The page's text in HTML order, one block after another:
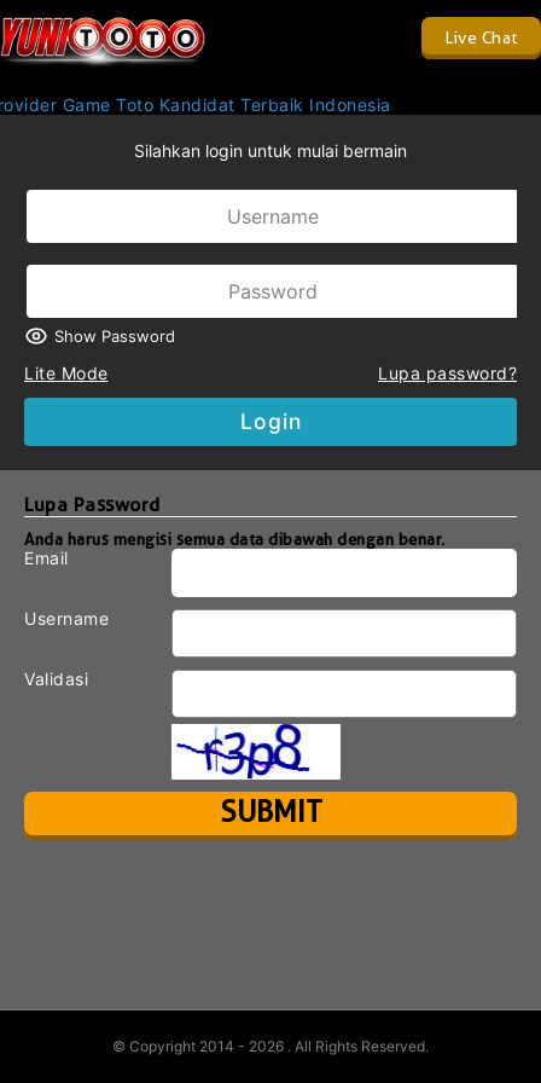
Live Chat
Game Toto Kandidat Terbaik Indonesia
Silahkan login untuk mulai bermain
Show Password
Lite Mode Lupa password?
Login
Lupa Password
Anda harus mengisi semua data dibawah dengan benar.
Email
Username
Validasi
© Copyright 2014 - 2026 . All Rights Reserved.